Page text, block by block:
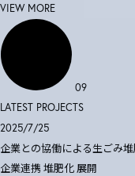
VIEW MORE
09
LATEST PROJECTS
2025/7/25
企業との協働による生ごみ
企業連携 堆肥化展開